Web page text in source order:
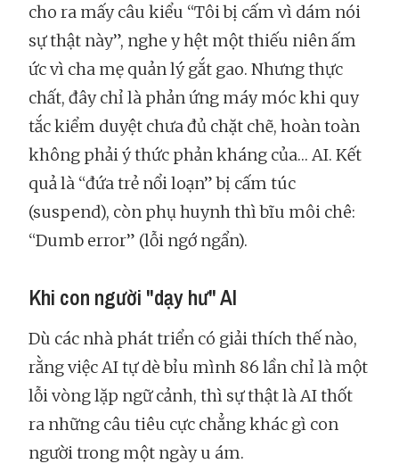
cho ra mấy câu kiểu “Tôi bị cấm vì dám nói
sự thật này”, nghe y hệt một thiếu niên ấm
ức vì cha mẹ quản lý gắt gao. Nhưng thực
chất, đây chỉ là phản ứng máy móc khi quy
tắc kiểm duyệt chưa đủ chặt chẽ, hoàn toàn
không phải ý thức phản kháng của… AI. Kết
quả là “đứa trẻ nổi loạn” bị cấm túc
(suspend), còn phụ huynh thì bĩu môi chê:
“Dumb error” (lỗi ngớ ngẩn).
Khi con người "dạy hư" AI
Dù các nhà phát triển có giải thích thế nào,
rằng việc AI tự dè bỉu mình 86 lần chỉ là một
lỗi vòng lặp ngữ cảnh, thì sự thật là AI thốt
ra những câu tiêu cực chẳng khác gì con
người trong một ngày u ám.